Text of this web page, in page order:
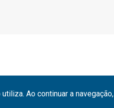
Ao continuar a navegação,